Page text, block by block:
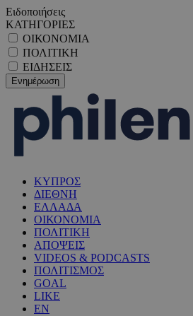
Ειδοποιήσεις
ΚΑΤΗΓΟΡΙΕΣ
ΟΙΚΟΝΟΜΙΑ
ΠΟΛΙΤΙΚΗ
ΕΙΔΗΣΕΙΣ
ΚΥΠΡΟΣ
ΔΙΕΘΝΗ
ΕΛΛΑΔΑ
ΟΙΚΟΝΟΜΙΑ
ΠΟΛΙΤΙΚΗ
ΑΠΟΨΕΙΣ
VIDEOS & PODCASTS
ΠΟΛΙΤΙΣΜΟΣ
GOAL
LIKE
EN